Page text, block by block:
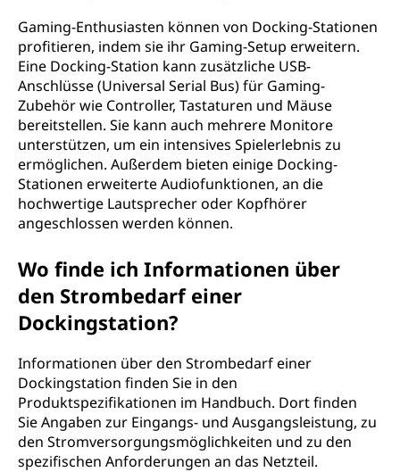
Gaming-Enthusiasten können von Docking-Stationen
profitieren, indem sie ihr Gaming-Setup erweitern.
Eine Docking-Station kann zusätzliche USB-
Anschlüsse (Universal Serial Bus) für Gaming-
Zubehör wie Controller, Tastaturen und Mäuse
bereitstellen. Sie kann auch mehrere Monitore
unterstützen, um ein intensives Spielerlebnis zu
ermöglichen. Außerdem bieten einige Docking-
Stationen erweiterte Audiofunktionen, an die
hochwertige Lautsprecher oder Kopfhörer
angeschlossen werden können.
Wo finde ich Informationen über
den Strombedarf einer
Dockingstation?
Informationen über den Strombedarf einer
Dockingstation finden Sie in den
Produktspezifikationen im Handbuch. Dort finden
Sie Angaben zur Eingangs- und Ausgangsleistung, zu
den Stromversorgungsmöglichkeiten und zu den
spezifischen Anforderungen an das Netzteil.